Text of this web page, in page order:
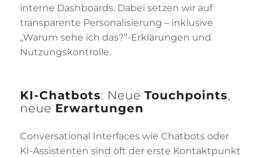
interne Dashboards. Dabei setzen wir auf
transparente Personalisierung – inklusive
„Warum sehe ich das?“-Erklärungen und
Nutzungskontrolle.
KI-Chatbots: Neue Touchpoints,
neue Erwartungen
Conversational Interfaces wie Chatbots oder
KI-Assistenten sind oft der erste Kontaktpunkt